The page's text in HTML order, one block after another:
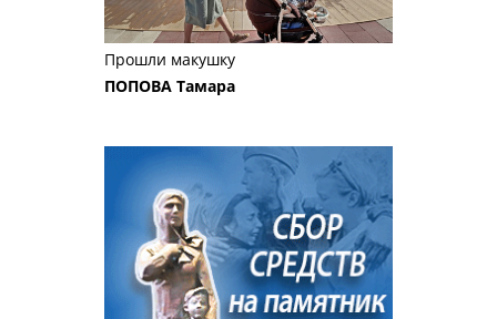
Прошли макушку
ПОПОВА Тамара